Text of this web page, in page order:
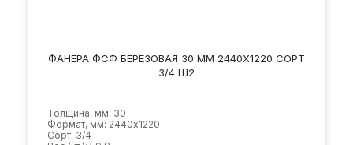
ФАНЕРА ФСФ БЕРЕЗОВАЯ 30 ММ 2440Х1220 СОРТ
3/4 Ш2
Толщина, мм: 30
Формат, мм: 2440х1220
Сорт: 3/4